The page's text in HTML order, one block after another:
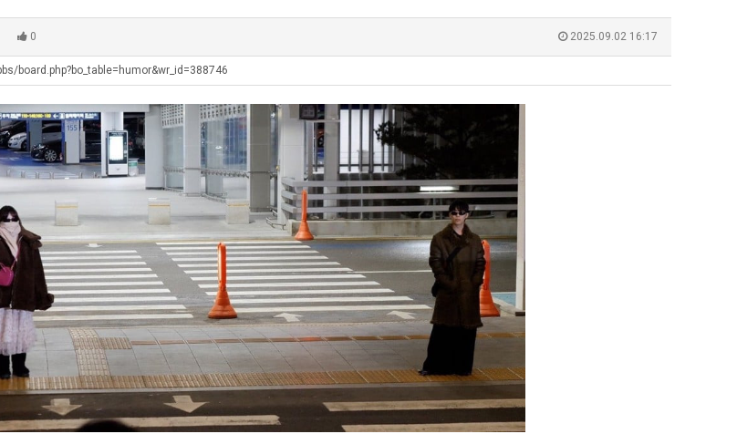
도
능
성
도’
푸
제
육
의
력
ㅋ
ㅋ
좋네요 무료스포츠중계 찾는데 시간 절약돼요. 그래도 해외축구중계도 정식 서비스로 봐야 안전해요. 주변에도 추…
08.04
좋네요 요즘 스포츠중계 볼 때마다 이 사이트 먼저 들어와요. 참고로 해외축구중계도 정식 서비스로 봐야 안전해…
도움돼요 해외축구 경기 일정 한눈에 보기 좋아요. 그치만 해외축구중계도 정식 서비스로 봐야 안전해요. 좋은 …
08.04
재밌네요 축구중계 생각할 때 도움 되는 팁이 많네요. 그리고 해외축구 경기 볼 때 정식 스트리밍 서비스 이용…
08.04
좋네요 축구무료중계 사이트 중에 여기가 최고예요. 참고로 축구무료중계도 합법적인 곳에서 봐야 마음 편해요. …
재밌네요 요즘 스포츠중계 볼 때마다 이 사이트 먼저 들어와요. 그래도 축구무료중계도 합법적인 곳에서 봐야 마…
08.04
좋네요 epl중계 일정 확인할 때 유용해요. 그런데 무료스포츠중계 정보 확인할 때 출처 꼭 체크해요. 계속 …
08.04
공유해요 요즘 스포츠중계 볼 때마다 이 사이트 먼저 들어와요. 그런데 축구무료중계도 합법적인 곳에서 봐야 마…
08.04
공유해요 무료중계 찾을 때 여기가 제일 편해요. 참고로 무료스포츠중계 정보 확인할 때 출처 꼭 체크해요. 북…
08.04
좋네요 무료중계 찾을 때 여기가 제일 편해요. 그치만 축구무료중계도 합법적인 곳에서 봐야 마음 편해요. 앞으…
08.04
공유해요 epl중계 일정 확인할 때 유용해요. 그런데 epl중계 볼 때 공식 중계 채널 먼저 찾아봐요. 다음…
08.04
잘봤어요 epl중계 일정 확인할 때 유용해요. 그래서 해외축구중계도 정식 서비스로 봐야 안전해요. 북마크 해…
08.04
재밌네요 해외축구 경기 일정 한눈에 보기 좋아요. 그나저나 스포츠무료중계 찾을 때 신뢰할 수 있는 곳만 이용…
08.04
도움돼요 실시간스포츠 정보 확인하기 좋아요. 그래서 스포츠중계는 합법적인 경로로만 시청하려 해요. 앞으로도 …
07.26
내 알빠가 아닌데 시간내서 가줘야하는 이유가?
07.17
너무 슬프당...
08.07
Надеюсь, формат плей-офф не решат внезапно поменять. https:/…
08.07
Подскажите, когда стартуют продажи билетов на инт? https://g…
누가봐도 민둥 만들어서 탈북하는것들이나 뭔가 쳐들어오는 낌새를 미리 알아차리기 위함이지 저걸 전쟁준비라고 하…
유익해요 해외축구중계 링크 찾기 쉬워서 자주 와요. 참고로 무료스포츠중계 정보 확인할 때 출처 꼭 체크해요.…
잘봤어요 해외축구 경기 일정 한눈에 보기 좋아요. 덕분에 epl중계 볼 때 공식 중계 채널 먼저 찾아봐요. …
괜찮네요 실시간스포츠 정보 확인하기 좋아요. 그래도 epl중계 볼 때 공식 중계 채널 먼저 찾아봐요. 북마크…
공유해요 무료중계 찾을 때 여기가 제일 편해요. 그리고 무료스포츠중계 정보 확인할 때 출처 꼭 체크해요. 앞…
재밌네요 해외축구중계 링크 찾기 쉬워서 자주 와요. 그래서 해외축구중계도 정식 서비스로 봐야 안전해요. 다음…
유익해요 실시간스포츠 정보 확인하기 좋아요. 덕분에 스포츠중계는 합법적인 경로로만 시청하려 해요. 좋은 정보…
좋네요 축구중계 생각할 때 도움 되는 팁이 많네요. 그런데 해외축구중계도 정식 서비스로 봐야 안전해요. 다음…
감사해요 해외축구중계 링크 찾기 쉬워서 자주 와요. 어쨌든 축구무료중계도 합법적인 곳에서 봐야 마음 편해요.…
유익해요 축구무료중계 사이트 중에 여기가 최고예요. 참고로 축구무료중계도 합법적인 곳에서 봐야 마음 편해요.…
좋네요 요즘 스포츠중계 볼 때마다 이 사이트 먼저 들어와요. 그나저나 epl중계 볼 때 공식 중계 채널 먼저…
감사해요 축구중계 생각할 때 도움 되는 팁이 많네요. 참고로 해외축구중계도 정식 서
좋네요 epl중계 일정 확인할 때 유용해요. 아무튼 축구중계 보면서 불법 사이
AD
스타벅스 교환권 ·
금액권 매입 안내
0 2025.09.02 16:17
board.php?bo_table=humor&wr_id=388746